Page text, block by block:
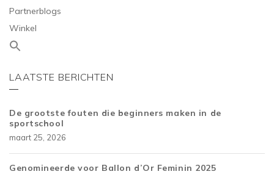
Partnerblogs
Winkel
LAATSTE BERICHTEN
De grootste fouten die beginners maken in de
sportschool
maart 25, 2026
Genomineerde voor Ballon d’Or Feminin 2025